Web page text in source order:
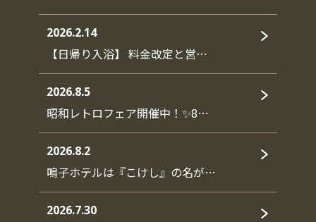
2026.2.14
【日帰り入浴】 料金改定と営…
2026.8.5
昭和レトロフェア開催中！✨8…
2026.8.2
鳴子ホテルは『こけし』の名が…
2026.7.30